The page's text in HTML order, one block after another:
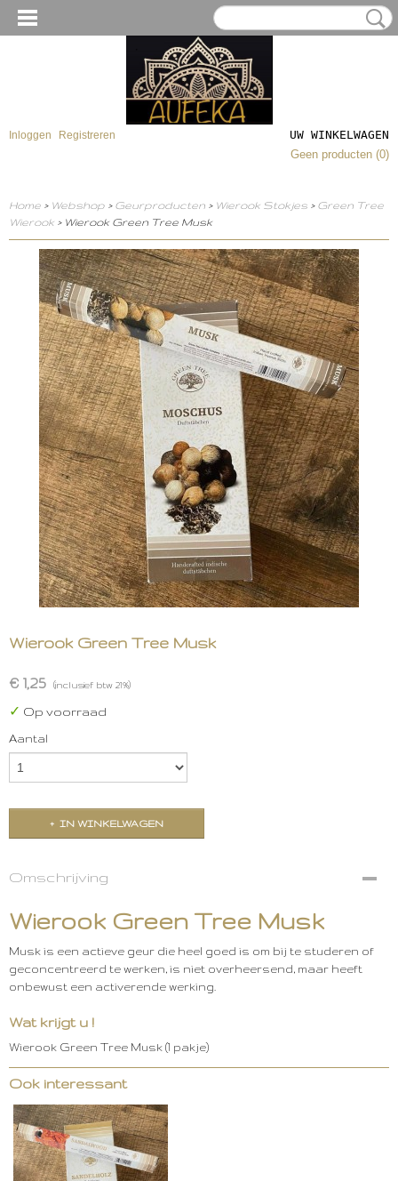
Inloggen Registreren
UW WINKELWAGEN
Geen producten (0)
Home > Webshop > Geurproducten > Wierook Stokjes > Green Tree
Wierook > Wierook Green Tree Musk
Wierook Green Tree Musk
€ 1,25 (inclusief btw 21%)
✓ Op voorraad
Aantal
IN WINKELWAGEN
Omschrijving
Wierook Green Tree Musk
Musk is een actieve geur die heel goed is om bij te studeren of
geconcentreerd te werken, is niet overheersend, maar heeft
onbewust een activerende werking.
Wat krijgt u !
Wierook Green Tree Musk (1 pakje)
Ook interessant